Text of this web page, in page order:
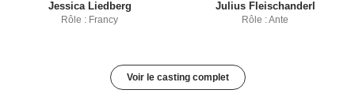
Jessica Liedberg
Rôle : Francy
Julius Fleischanderl
Rôle : Ante
Voir le casting complet